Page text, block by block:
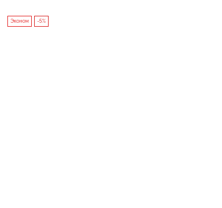
Эконом -5%